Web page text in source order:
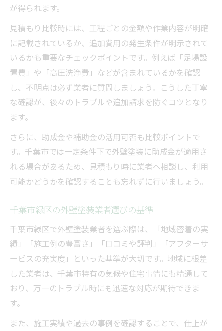
外壁塗装の保証内容と施工後サポートを比
較
失敗しない外壁塗装業者選びの着眼点
外壁塗装見積もりでトラブルを防ぐ質問例
外壁塗装業者の実績や口コミの活用方法
悪質業者を回避する見積もりの見抜き方
外壁塗装の悪質業者リストで事前チェック
外壁塗装でトラブルが多い業者の見分け方
外壁塗装業者の対応や説明で信用度を判断
外壁塗装見積もりで不適切な契約を防ぐに
は
補助金活用でお得に外壁塗装を実現する方法
外壁塗装補助金の申請条件と必要書類とは
外壁塗装で補助金を受けるための流れ紹介
外壁塗装費用を補助金で抑えるコツ
外壁塗装とリフォーム助成制度の基礎知識
外壁塗装業者の比較で重視すべきポイント
が得られます。
見積もり比較時には、工程ごとの金額や作業内容が明確
に記載されているか、追加費用の発生条件が明示されて
いるかも重要なチェックポイントです。例えば「足場設
置費」や「高圧洗浄費」などが含まれているかを確認
し、不明点は必ず業者に質問しましょう。こうした丁寧
な確認が、後々のトラブルや追加請求を防ぐコツとなり
ます。
さらに、助成金や補助金の活用可否も比較ポイントで
す。千葉市では一定条件下で外壁塗装に助成金が適用さ
れる場合があるため、見積もり時に業者へ相談し、利用
可能かどうかを確認することも忘れずに行いましょう。
千葉市緑区の外壁塗装業者選びの基準
千葉市緑区で外壁塗装業者を選ぶ際は、「地域密着の実
績」「施工例の豊富さ」「口コミや評判」「アフターサ
ービスの充実度」といった基準が大切です。地域に根差
した業者は、千葉市特有の気候や住宅事情にも精通して
おり、万一のトラブル時にも迅速な対応が期待できま
す。
また、施工実績や過去の事例を確認することで、仕上が